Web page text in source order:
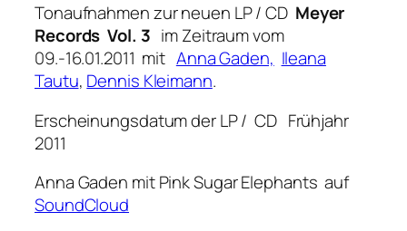
Tonaufnahmen zur neuen LP / CD Meyer
Records Vol. 3 im Zeitraum vom
09.-16.01.2011 mit Anna Gaden, Ileana
Tautu, Dennis Kleimann.
Erscheinungsdatum der LP / CD Frühjahr
2011
Anna Gaden mit Pink Sugar Elephants auf
SoundCloud